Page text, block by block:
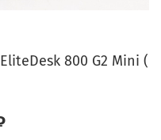
800 G2 Mini (